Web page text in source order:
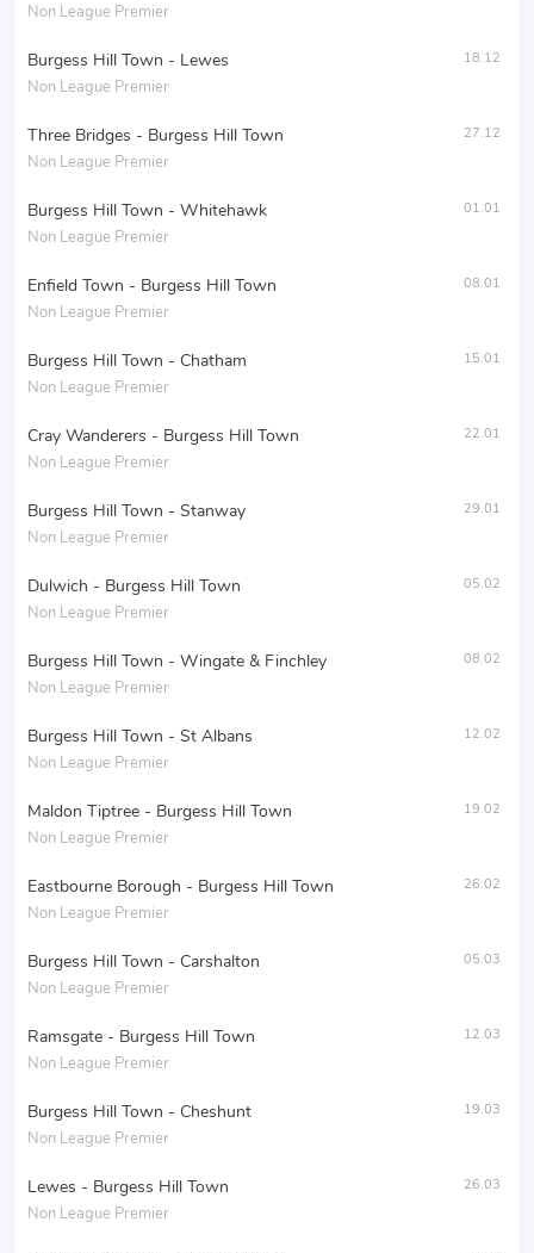
Non League Premier
Burgess Hill Town - Lewes
Non League Premier
18.12
Three Bridges - Burgess Hill Town
Non League Premier
27.12
Burgess Hill Town - Whitehawk
Non League Premier
01.01
Enfield Town - Burgess Hill Town
Non League Premier
08.01
Burgess Hill Town - Chatham
Non League Premier
15.01
Cray Wanderers - Burgess Hill Town
Non League Premier
22.01
Burgess Hill Town - Stanway
Non League Premier
29.01
Dulwich - Burgess Hill Town
Non League Premier
05.02
Burgess Hill Town - Wingate & Finchley
Non League Premier
08.02
Burgess Hill Town - St Albans
Non League Premier
12.02
Maldon Tiptree - Burgess Hill Town
Non League Premier
19.02
Eastbourne Borough - Burgess Hill Town
Non League Premier
26.02
Burgess Hill Town - Carshalton
Non League Premier
05.03
Ramsgate - Burgess Hill Town
Non League Premier
12.03
Burgess Hill Town - Cheshunt
Non League Premier
19.03
Lewes - Burgess Hill Town
Non League Premier
26.03